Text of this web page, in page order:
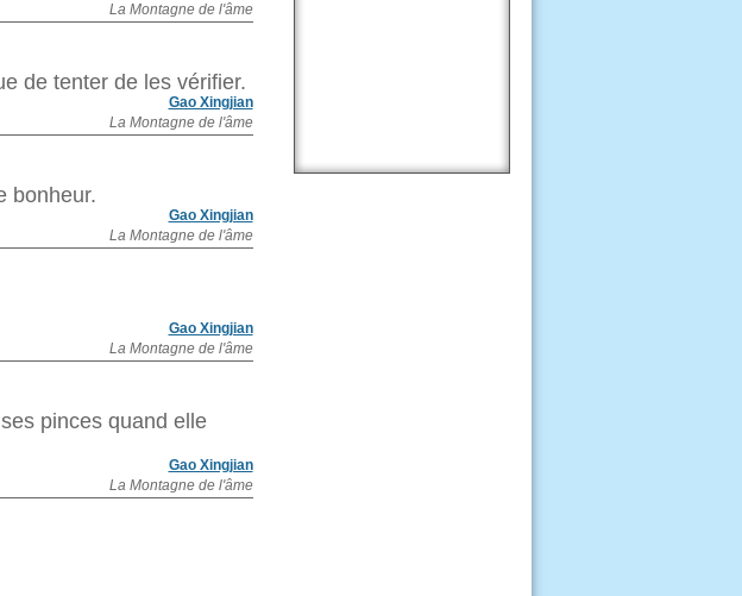
La Montagne de l'âme
de tenter de les vérifier.
Gao Xingjian
La Montagne de l'âme
bonheur.
Gao Xingjian
La Montagne de l'âme
Gao Xingjian
La Montagne de l'âme
pinces quand elle
Gao Xingjian
La Montagne de l'âme